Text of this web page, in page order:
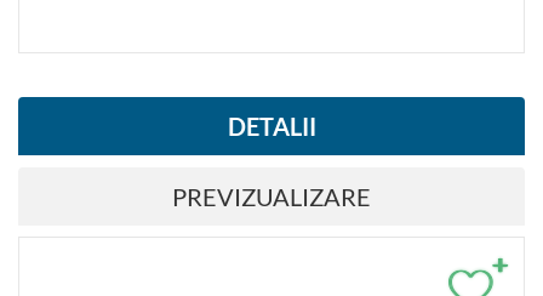
DETALII
PREVIZUALIZARE
+